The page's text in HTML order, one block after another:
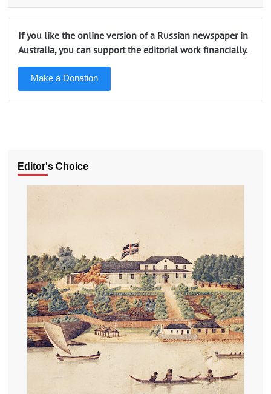
If you like the online version of a Russian newspaper in
Australia, you can support the editorial work financially.
Make a Donation
Editor's Choice